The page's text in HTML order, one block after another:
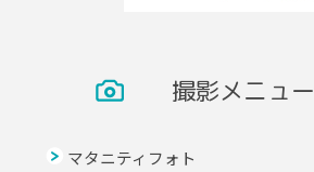
撮影メニュー
マタニティフォト